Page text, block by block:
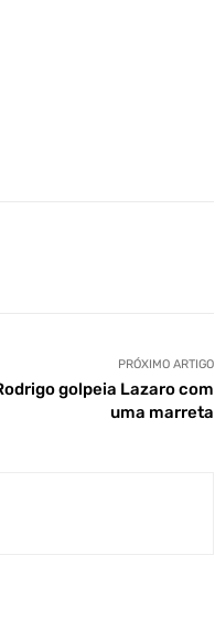
PRÓXIMO ARTIGO
golpeia Lazaro com
uma marreta